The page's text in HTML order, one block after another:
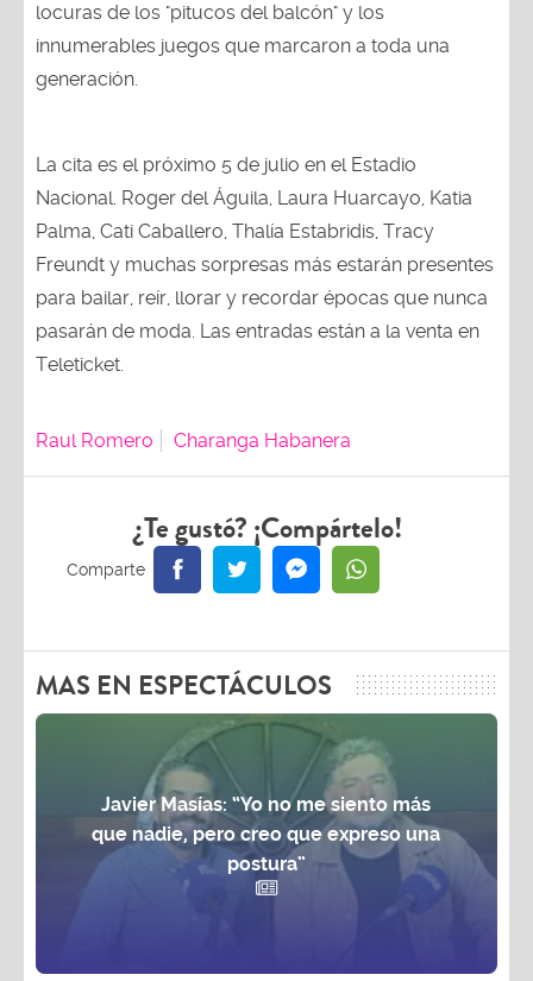
locuras de los "pitucos del balcón" y los
innumerables juegos que marcaron a toda una
generación.
La cita es el próximo 5 de julio en el Estadio
Nacional. Roger del Águila, Laura Huarcayo, Katia
Palma, Cati Caballero, Thalía Estabridis, Tracy
Freundt y muchas sorpresas más estarán presentes
para bailar, reír, llorar y recordar épocas que nunca
pasarán de moda. Las entradas están a la venta en
Teleticket.
Raul Romero Charanga Habanera
¿Te gustó? ¡Compártelo!
MAS EN ESPECTÁCULOS
Javier Masías: “Yo no me siento más
que nadie, pero creo que expreso una
postura”